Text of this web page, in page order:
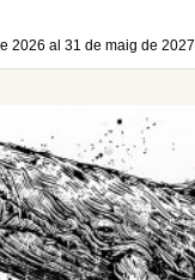
2026 al 31 de maig de 2027